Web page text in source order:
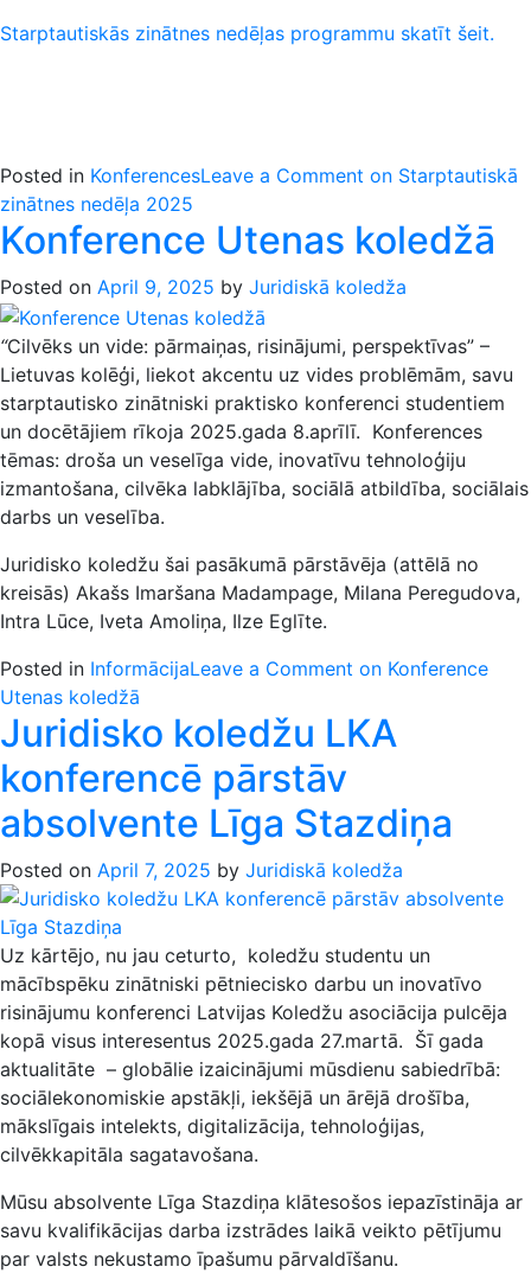
Starptautiskās zinātnes nedēļas programmu skatīt šeit.
Posted in KonferencesLeave a Comment on Starptautiskā
zinātnes nedēļa 2025
Konference Utenas koledžā
Posted on April 9, 2025 by Juridiskā koledža
“Cilvēks un vide: pārmaiņas, risinājumi, perspektīvas” –
Lietuvas kolēģi, liekot akcentu uz vides problēmām, savu
starptautisko zinātniski praktisko konferenci studentiem
un docētājiem rīkoja 2025.gada 8.aprīlī. Konferences
tēmas: droša un veselīga vide, inovatīvu tehnoloģiju
izmantošana, cilvēka labklājība, sociālā atbildība, sociālais
darbs un veselība.
Juridisko koledžu šai pasākumā pārstāvēja (attēlā no
kreisās) Akašs Imaršana Madampage, Milana Peregudova,
Intra Lūce, Iveta Amoliņa, Ilze Eglīte.
Posted in InformācijaLeave a Comment on Konference
Utenas koledžā
Juridisko koledžu LKA
konferencē pārstāv
absolvente Līga Stazdiņa
Posted on April 7, 2025 by Juridiskā koledža
Uz kārtējo, nu jau ceturto, koledžu studentu un
mācībspēku zinātniski pētniecisko darbu un inovatīvo
risinājumu konferenci Latvijas Koledžu asociācija pulcēja
kopā visus interesentus 2025.gada 27.martā. Šī gada
aktualitāte – globālie izaicinājumi mūsdienu sabiedrībā:
sociālekonomiskie apstākļi, iekšējā un ārējā drošība,
mākslīgais intelekts, digitalizācija, tehnoloģijas,
cilvēkkapitāla sagatavošana.
Mūsu absolvente Līga Stazdiņa klātesošos iepazīstināja ar
savu kvalifikācijas darba izstrādes laikā veikto pētījumu
par valsts nekustamo īpašumu pārvaldīšanu.